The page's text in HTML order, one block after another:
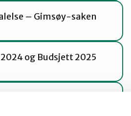
– Gimsøy-saken
og Budsjett 2025